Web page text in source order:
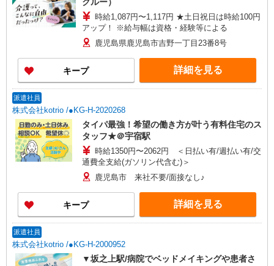
時給1,087円〜1,117円 ★土日祝日は時給100円
アップ！ ※給与幅は資格・経験等による
鹿児島県鹿児島市吉野一丁目23番8号
キープ 詳細を見る
派遣社員
株式会社kotrio /●KG-H-2020268
タイパ最強！希望の働き方が叶う有料住宅のス
タッフ★＠宇宿駅
時給1350円〜2062円 ＜日払い有/週払い有/交
通費全支給(ガソリン代含む)＞
鹿児島市 来社不要/面接なし♪
キープ 詳細を見る
派遣社員
株式会社kotrio /●KG-H-2000952
▼坂之上駅/病院でベッドメイキングや患者さ